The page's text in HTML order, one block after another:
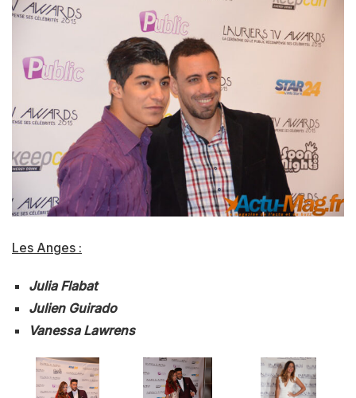
Les Anges :
Julia Flabat
Julien Guirado
Vanessa Lawrens